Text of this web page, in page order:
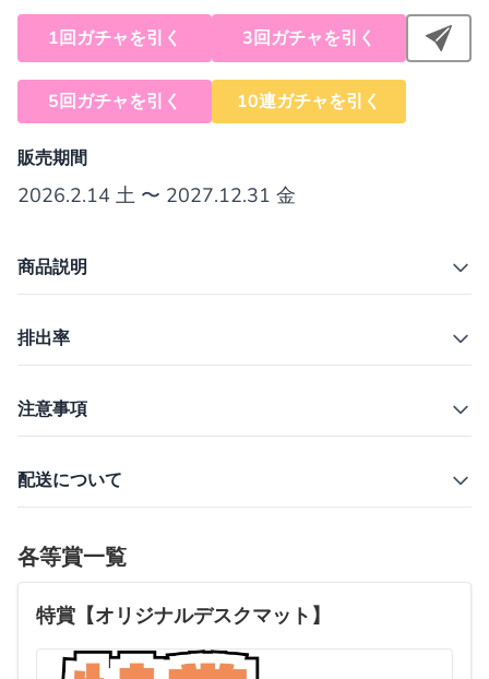
1回ガチャを引く 3回ガチャを引く
5回ガチャを引く 10連ガチャを引く
販売期間
2026.2.14 土 〜 2027.12.31 金
商品説明
排出率
注意事項
配送について
各等賞一覧
特賞【オリジナルデスクマット】